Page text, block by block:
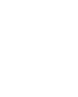
Standard